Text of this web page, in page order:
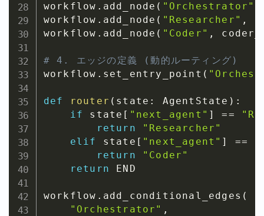
workflow . add_node ( "Orchestrator"
workflow . add_node ( "Researcher" ,
workflow . add_node ( "Coder" ,
# 4. エッジの定義 (動的ルーティング)
workflow . set_entry_point (
def router ( state : AgentState ) :
if
state "next_agent" ==
return
"Researcher"
elif
state "next_agent" ==
return
"Coder"
return
END
workflow . add_conditional_edges (
"Orchestrator" ,